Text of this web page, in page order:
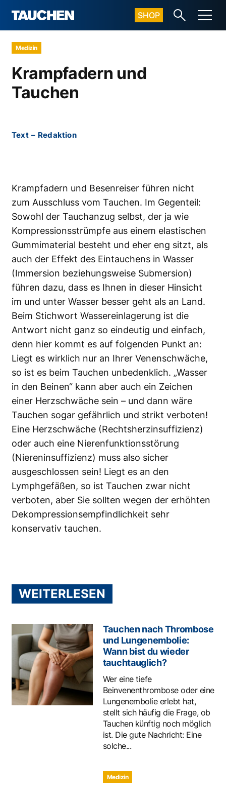
SHOP
Medizin
Krampfadern und
Tauchen
Text – Redaktion
Krampfadern und Besenreiser führen nicht
zum Ausschluss vom Tauchen. Im Gegenteil:
Sowohl der Tauchanzug selbst, der ja wie
Kompressionsstrümpfe aus einem elastischen
Gummimaterial besteht und eher eng sitzt, als
auch der Effekt des Eintauchens in Wasser
(Immersion beziehungsweise Submersion)
führen dazu, dass es Ihnen in dieser Hinsicht
im und unter Wasser besser geht als an Land.
Beim Stichwort Wassereinlagerung ist die
Antwort nicht ganz so eindeutig und einfach,
denn hier kommt es auf folgenden Punkt an:
Liegt es wirk­lich nur an Ihrer Venenschwäche,
so ist es beim Tauchen unbedenklich. „Wasser
in den Beinen“ kann aber auch ein Zeichen
einer Herzschwäche sein – und dann wäre
Tauchen sogar gefährlich und strikt verboten!
Eine Herzschwäche (Rechtsherzinsuffizienz)
oder auch eine Nierenfunktionsstörung
(Niereninsuffizienz) muss also sicher
ausgeschlossen sein! Liegt es an den
Lymphgefäßen, so ist Tauchen zwar nicht
verboten, aber Sie sollten wegen der erhöhten
Dekompressionsempfindlichkeit sehr
konservativ tauchen.
WEITERLESEN
Tauchen nach Thrombose
und Lungenembolie:
Wann bist du wieder
tauchtauglich?
Wer eine tiefe
Beinvenenthrombose oder eine
Lungenembolie erlebt hat,
stellt sich häufig die Frage, ob
Tauchen künftig noch möglich
ist. Die gute Nachricht: Eine
solche...
Medizin